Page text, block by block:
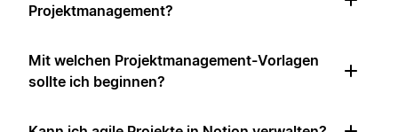
Projektmanagement?
Mit welchen Projektmanagement-Vorlagen
sollte ich beginnen?